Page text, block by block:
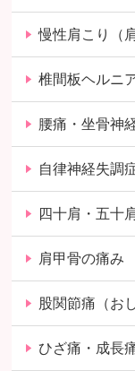
慢性肩こり（
椎間板ヘルニ
腰痛・坐骨神
自律神経失調
四十肩・五十
肩甲骨の痛み
股関節痛（お
ひざ痛・成長